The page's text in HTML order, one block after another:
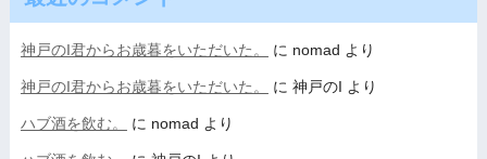
神戸のI君からお歳暮をいただいた。 に nomad より
神戸のI君からお歳暮をいただいた。 に 神戸のI より
ハブ酒を飲む。 に nomad より